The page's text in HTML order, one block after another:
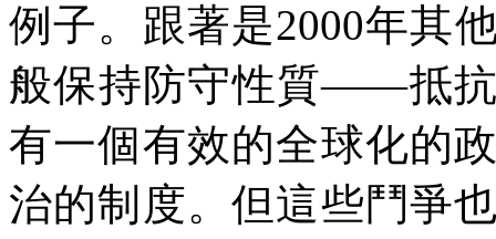
例子。跟著是2000年其
般保持防守性質——抵
有一個有效的全球化的
治的制度。但這些鬥爭